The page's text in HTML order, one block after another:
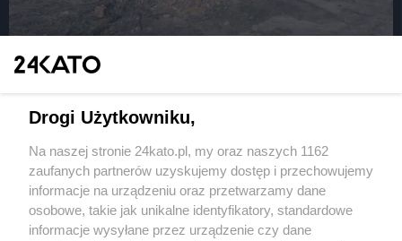
Michał Bulsa z Rady Dzielnicy Szopienice-
do władz Katowic. Jesteśmy zawiedzeni postawą
prezydenta i radnych Forum
Wydawca mediów lokalnych
Drogi Użytkowniku,
Na naszej stronie 24kato.pl, my oraz naszych 1162
zaufanych partnerów uzyskujemy dostęp i przechowujemy
informacje na urządzeniu oraz przetwarzamy dane
osobowe, takie jak unikalne identyfikatory, standardowe
informacje wysyłane przez urządzenie czy dane